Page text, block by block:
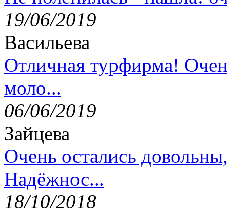
19/06/2019
Васильева
Отличная турфирма!
моло...
06/06/2019
Зайцева
Очень остались
Надёжнос...
18/10/2018